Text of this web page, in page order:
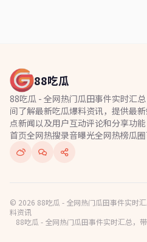
88吃瓜
88吃瓜 - 全网热门瓜田事件实时汇
间了解最新吃瓜爆料资讯，提供最
点新闻以及用户互动评论和分享功能
首页全网热搜录音曝光全网热榜瓜
© 2026 88吃瓜 - 全网热门瓜田事件实时
料资讯
88吃瓜 - 全网热门瓜田事件实时汇总，